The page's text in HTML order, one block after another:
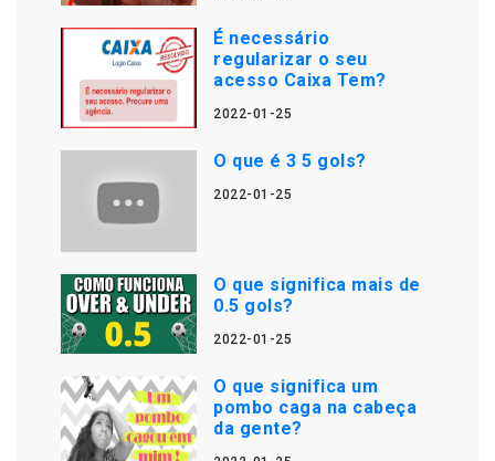
É necessário
regularizar o seu
acesso Caixa Tem?
2022-01-25
O que é 3 5 gols?
2022-01-25
O que significa mais de
0.5 gols?
2022-01-25
O que significa um
pombo caga na cabeça
da gente?